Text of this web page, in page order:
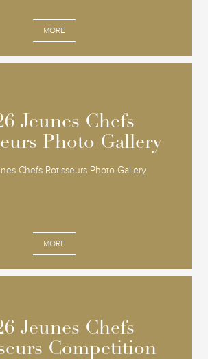
MORE
Jeunes Chefs
Photo Gallery
Chefs Rotisseurs Photo Gallery
MORE
Jeunes Chefs
Photo Gallery
Jeunes Chefs
Competition
Jeunes Chefs
Competition